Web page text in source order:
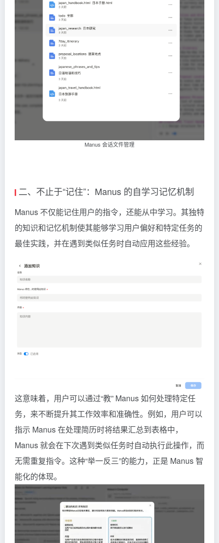
Manus 会话文件管理
二、不止于“记住”：Manus 的自学习记忆机制
Manus 不仅能记住用户的指令，还能从中学习。其独特
的知识和记忆机制使其能够学习用户偏好和特定任务的
最佳实践，并在遇到类似任务时自动应用这些经验。
这意味着，用户可以通过“教” Manus 如何处理特定任
务，来不断提升其工作效率和准确性。例如，用户可以
指示 Manus 在处理简历时将结果汇总到表格中，
Manus 就会在下次遇到类似任务时自动执行此操作，而
无需重复指令。这种“举一反三”的能力，正是 Manus 智
能化的体现。